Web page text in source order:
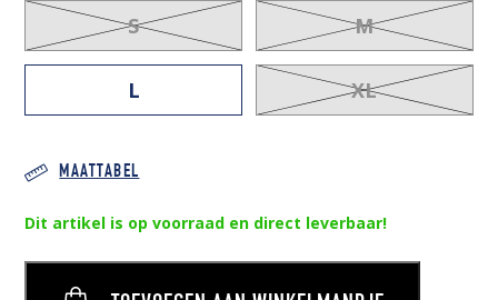
S M
L XL
MAATTABEL
Dit artikel is op voorraad en direct leverbaar!